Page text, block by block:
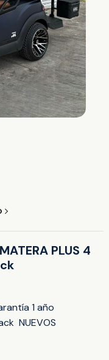
PLUS 4
1 año
NUEVOS